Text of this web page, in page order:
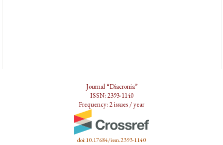
Journal “Diacronia”
ISSN: 2393-1140
Frequency: 2 issues / year
doi:10.17684/issn.2393-1140